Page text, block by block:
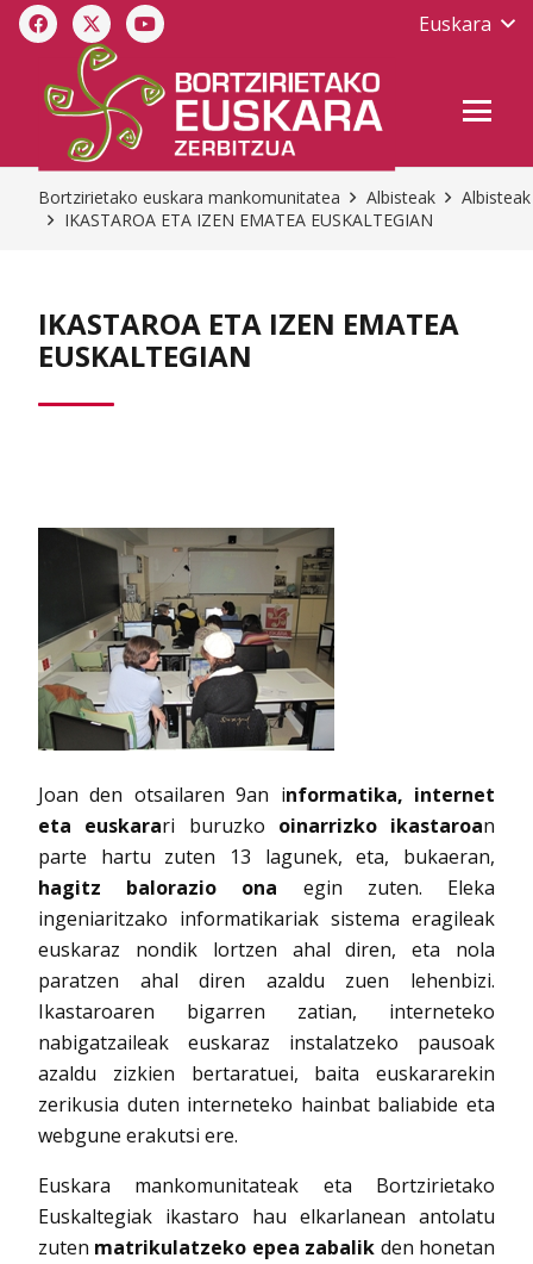
Euskara
Bortzirietako euskara mankomunitatea Albisteak
Albisteak
IKASTAROA ETA IZEN EMATEA EUSKALTEGIAN
IKASTAROA ETA IZEN EMATEA
EUSKALTEGIAN
Joan den otsailaren 9an informatika, internet
eta euskarari buruzko oinarrizko ikastaroan
parte hartu zuten 13 lagunek, eta, bukaeran,
hagitz balorazio ona egin zuten. Eleka
ingeniaritzako informatikariak sistema eragileak
euskaraz nondik lortzen ahal diren, eta nola
paratzen ahal diren azaldu zuen lehenbizi.
Ikastaroaren bigarren zatian, interneteko
nabigatzaileak euskaraz instalatzeko pausoak
azaldu zizkien bertaratuei, baita euskararekin
zerikusia duten interneteko hainbat baliabide eta
webgune erakutsi ere.
Euskara mankomunitateak eta Bortzirietako
Euskaltegiak ikastaro hau elkarlanean antolatu
zuten matrikulatzeko epea zabalik den honetan